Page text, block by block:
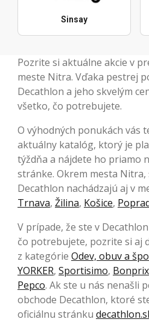
Sinsay
Pozrite si aktuálne akcie v
meste Nitra. Vďaka pestrej
Decathlon a jeho skvelým
všetko, čo potrebujete.
O výhodných ponukách vás
aktuálny katalóg, ktorý je
týždňa a nájdete ho priamo
stránke. Okrem mesta Nitra,
Decathlon nachádzajú aj v
Trnava, Žilina, Košice,
V prípade, že ste v
čo potrebujete, pozrite si aj
z kategórie Odev, obuv a
YORKER, Sportisimo, Bonprix
Pepco. Ak ste u nás nenašli
obchode Decathlon, ktoré
oficiálnu stránku